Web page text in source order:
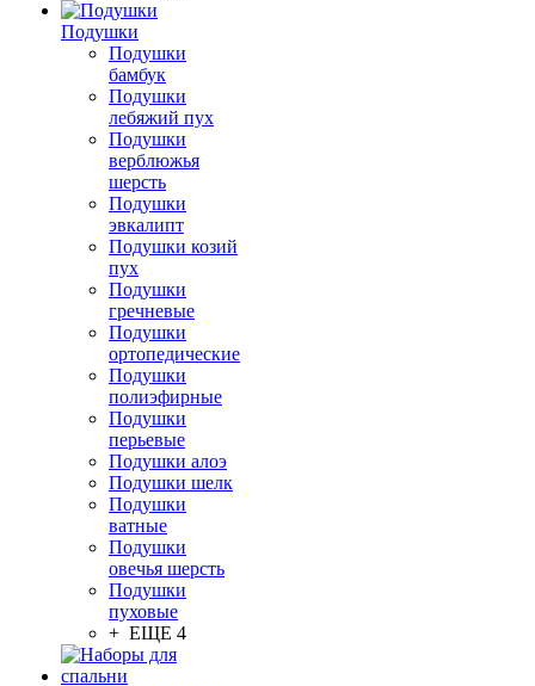
Подушки
Подушки
бамбук
Подушки
лебяжий пух
Подушки
верблюжья
шерсть
Подушки
эвкалипт
Подушки козий
пух
Подушки
гречневые
Подушки
ортопедические
Подушки
полиэфирные
Подушки
перьевые
Подушки алоэ
Подушки шелк
Подушки
ватные
Подушки
овечья шерсть
Подушки
пуховые
+ ЕЩЕ 4